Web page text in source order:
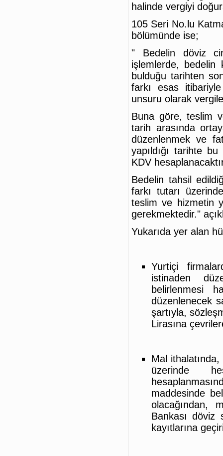
halinde vergiyi
105 Seri No.lu
bölümünde ise;
" Bedelin döviz
işlemlerde, bedelin
bulduğu tarihten
farkı esas
unsuru olarak
Buna göre, teslim
tarih arasında
düzenlenmek ve
yapıldığı tarihte
KDV
Bedelin tahsil
farkı tutarı
teslim ve hizmetin
gerekmektedir."
Yukarıda yer alan
Yurtiçi
istinaden
belirlenmesi
düzenlenecek
şartıyla,
Lirasına
Mal
üzerinde
maddesinde
olacağından,
Bankası döviz
kayıtlarına